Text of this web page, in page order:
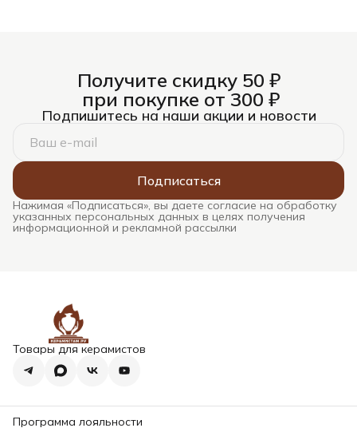
Получите скидку 50 ₽
при покупке от 300 ₽
Подпишитесь на наши акции и новости
Подписаться
Нажимая «Подписаться», вы даете согласие на обработку
указанных персональных данных в целях получения
информационной и рекламной рассылки
Товары для керамистов
Программа лояльности